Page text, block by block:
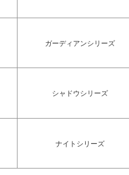
ガーディアンシリーズ
シャドウシリーズ
ナイトシリーズ